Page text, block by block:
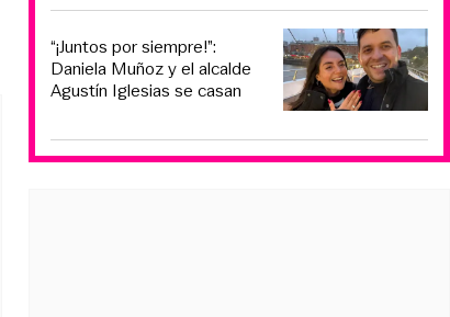
“¡Juntos por siempre!”:
Daniela Muñoz y el alcalde
Agustín Iglesias se casan